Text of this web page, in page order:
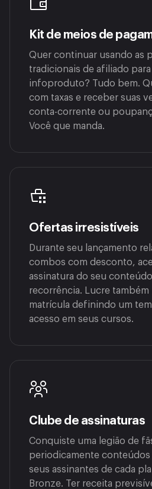
Kit de meios de
Quer continuar usando as
tradicionais de afiliado
infoproduto? Tudo bem.
com taxas e receber suas
conta-corrente ou
Você que manda.
Ofertas irresistíveis
Durante seu lançamento
combos com desconto,
assinatura do seu
recorrência. Lucre também
matrícula definindo um
acesso em seus cursos.
Clube de assinaturas
Conquiste uma legião de
periodicamente conteúdos
seus assinantes de cada
Bronze. Ter receita